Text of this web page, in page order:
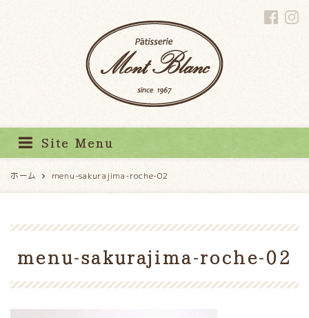
Site Menu
ホーム menu-sakurajima-roche-02
menu-sakurajima-roche-02